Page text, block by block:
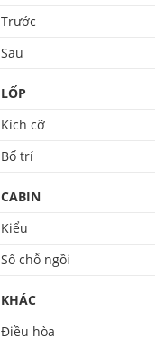
Trước
Sau
LỐP
Kích cỡ
Bố trí
CABIN
Kiểu
Số chỗ ngồi
KHÁC
Điều hòa